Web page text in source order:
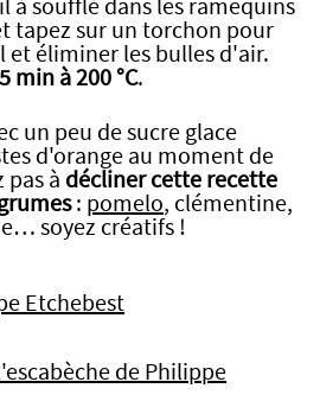
à soufflé dans les ramequins
tapez sur un torchon pour
et éliminer les bulles d'air.
min à 200 °C.
un peu de sucre glace
d'orange au moment de
pas à décliner cette recette
: pomelo, clémentine,
soyez créatifs !
Etchebest
de Philippe